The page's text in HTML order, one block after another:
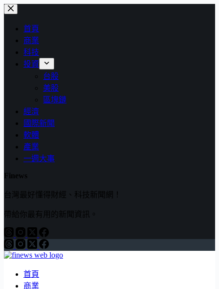
跳
首頁
商業
科技
投資
台股
美股
區塊鏈
經濟
國際新聞
軟體
產業
一週大事
Finews
台灣最好懂得財經、科技新聞網！
帶給你最有用的新聞資訊。
首頁
商業